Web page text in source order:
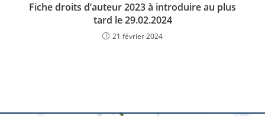
Fiche droits d’auteur 2023 à introduire au plus
tard le 29.02.2024
21 février 2024